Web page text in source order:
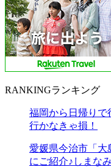
RANKINGランキング
福岡から日帰りで
行かなきゃ損！
愛媛県今治市「大
にご紹介♪しまな